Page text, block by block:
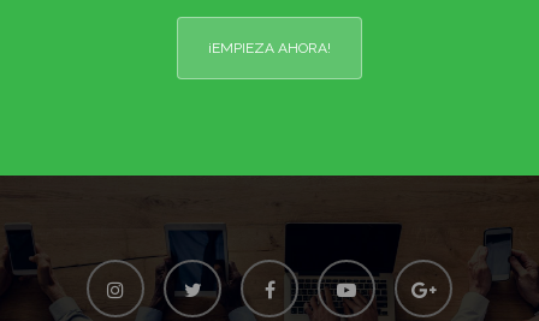
¡EMPIEZA AHORA!